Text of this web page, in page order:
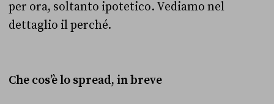
per ora, soltanto ipotetico. Vediamo nel
dettaglio il perché.
Che cos’è lo spread, in breve